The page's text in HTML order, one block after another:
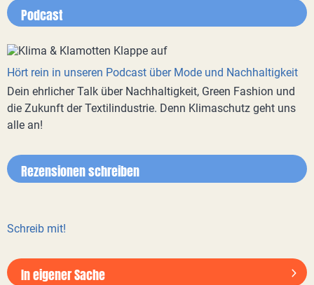
Podcast
Hört rein in unseren Podcast über Mode und Nachhaltigkeit
Dein ehrlicher Talk über Nachhaltigkeit, Green Fashion und
die Zukunft der Textilindustrie. Denn Klimaschutz geht uns
alle an!
Rezensionen schreiben
Schreib mit!
In eigener Sache